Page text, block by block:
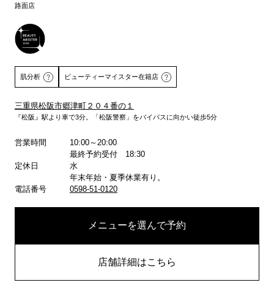
路面店
肌分析
詳しくはこちら
ビューティーマイスター在籍店
三重県松阪市郷津町２０４番の１
『松阪』駅より車で3分。「松阪警察」をバイパスに向かい徒歩5分
営業時間
10:00～20:00
最終予約受付 18:30
定休日
水
年末年始・夏季休業有り。
電話番号
0598-51-0120
メニューを選んで予約
店舗詳細はこちら